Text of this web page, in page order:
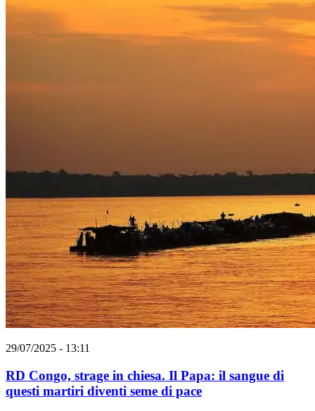
29/07/2025 - 13:11
RD Congo, strage in chiesa. Il Papa: il sangue di
questi martiri diventi seme di pace